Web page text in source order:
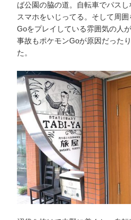
ば公園の脇の道。自転車でパスし
スマホをいじってる。そして周
Goをプレイしている雰囲気の人
事故もポケモンGoが原因だった
た。